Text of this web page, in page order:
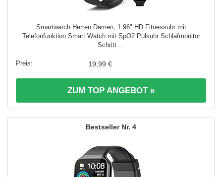
Smartwatch Herren Damen, 1.96" HD Fitnessuhr mit
Telefonfunktion Smart Watch mit SpO2 Pulsuhr Schlafmonitor
Schritt ...
19,99 €
ZUM TOP ANGEBOT »
4